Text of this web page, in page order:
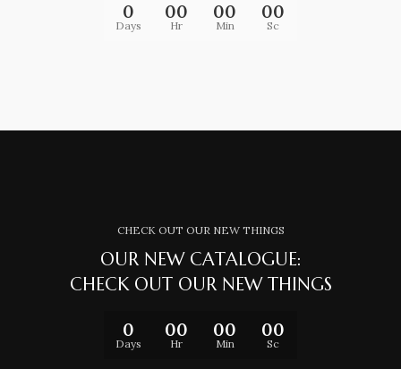
0
Days
00
Hr
00
Min
00
Sc
CHECK OUT OUR NEW THINGS
OUR NEW CATALOGUE:
CHECK OUT OUR NEW THINGS
0
Days
00
Hr
00
Min
00
Sc